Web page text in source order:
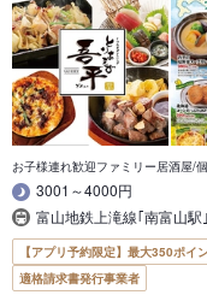
お子様連れ歓迎ファミリー居酒屋/
3001～4000円
富山地鉄上滝線｢南富山
【アプリ予約限定】最大350ポイ
適格請求書発行事業者